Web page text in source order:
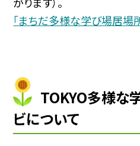
「まちだ多様な学び場居場
TOKYO多様な
ビについて